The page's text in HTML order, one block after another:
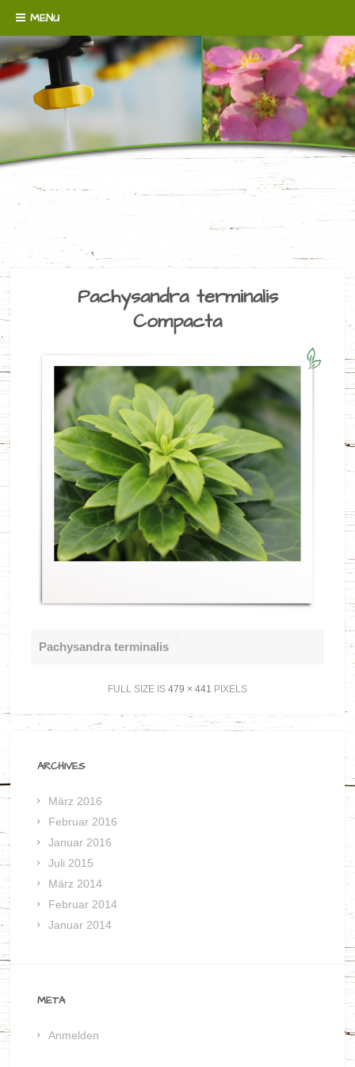
MENU
Skip to content
BAUMSCHULE
BROERMANN
WENN´S UM BODENDECKER GEHT!
Pachysandra terminalis
Compacta
Pachysandra terminalis
FULL SIZE IS 479 × 441 PIXELS
ARCHIVES
März 2016
Februar 2016
Januar 2016
Juli 2015
März 2014
Februar 2014
Januar 2014
META
Anmelden